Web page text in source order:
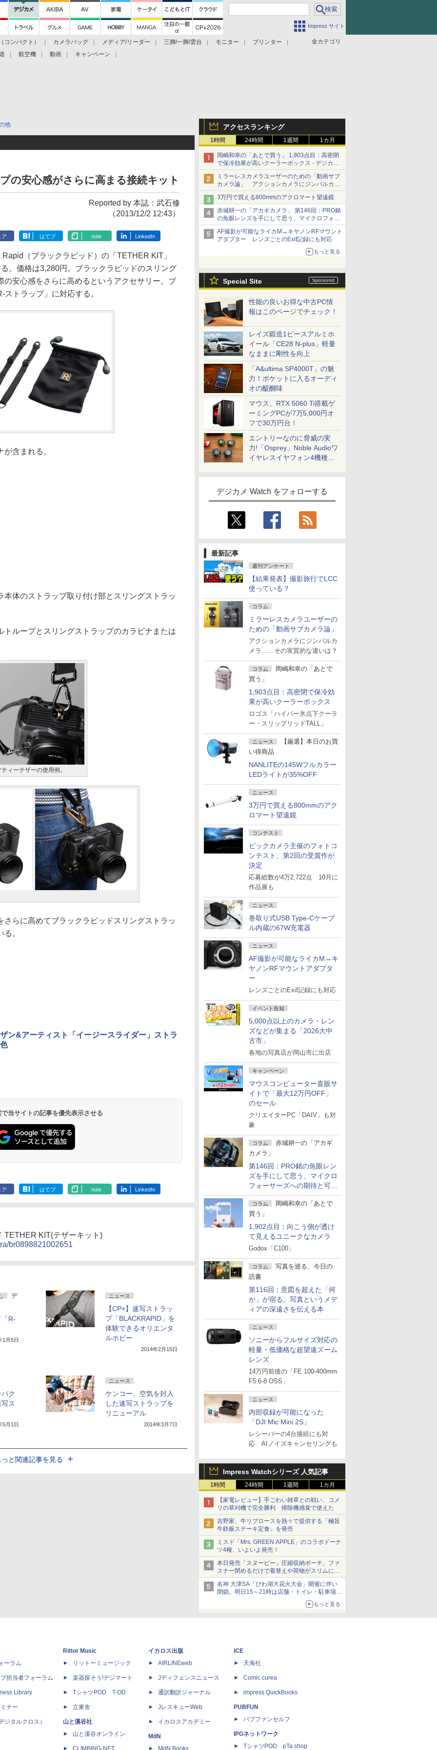
Impress サイト
全カテゴリ
コンパクト） カメラバッグ メディア/リーダー 三脚/一脚/雲台 モニター
プリンター
航空機 動画 キャンペーン
アクセスランキング
1時間 24時間 1週間 1カ月
岡嶋和幸の「あとで買う」 1,903点目：高密閉
で保冷効果が高いクーラーボックス - デジカメ
Watch
ミラーレスカメラユーザーのための「動画サブ
カメラ論」 アクションカメラにジンバルカメ
ラ……その実質的な違いは？
3万円で買える800mmのアクロマート望遠鏡
赤城耕一の「アカギカメラ」 第146回：PRO銘
の魚眼レンズを手にして思う、マイクロフォー
サーズへの期待と可能性
AF撮影が可能なライカM→キヤノンRFマウント
アダプター レンズごとのExif記録にも対応
もっと見る
Special Site
性能の良いお得な中古PC情
報はこのページでチェック！
レイズ鍛造1ピースアルミホ
イール「CE28 N-plus」軽量
なままに剛性を向上
「A&ultima SP4000T」の魅
力！ポケットに入るオーディ
オの醍醐味
マウス、RTX 5060 Ti搭載ゲ
ーミングPCが7万5,000円オ
フで30万円台！
エントリーなのに脅威の実
力!「Osprey」Noble Audioワ
イヤレスイヤフォン4機種を
デジカメ Watch をフォローする
最新記事
週刊アンケート
【結果発表】撮影旅行でLCC
使っている？
コラム
ミラーレスカメラユーザーの
ための「動画サブカメラ論」
アクションカメラにジンバルカ
メラ……その実質的な違いは？
コラム
岡嶋和幸の「あとで
買う」
1,903点目：高密閉で保冷効
果が高いクーラーボックス
ロゴス「ハイパー氷点下クーラ
ー・スリップリッドTALL」
ニュース
【厳選】本日のお買
い得商品
NANLITEの145Wフルカラー
LEDライトが35%OFF
ニュース
3万円で買える800mmのアク
ロマート望遠鏡
コンテスト
ビックカメラ主催のフォトコ
ンテスト、第2回の受賞作が
決定
応募総数が4万2,722点 10月に
作品展も
ニュース
巻取り式USB Type-Cケーブ
ル内蔵の67W充電器
ニュース
AF撮影が可能なライカM→キ
ヤノンRFマウントアダプタ
ー
レンズごとのExif記録にも対応
イベント告知
5,000点以上のカメラ・レン
ズなどが集まる「2026大中
古市」
各地の写真店が岡山市に出店
キャンペーン
マウスコンピューター直販サ
イトで「最大12万円OFF」
のセール
クリエイターPC「DAIV」も対
象
コラム
赤城耕一の「アカギ
カメラ」
第146回：PRO銘の魚眼レン
ズを手にして思う、マイクロ
フォーサーズへの期待と可能
性
コラム
岡嶋和幸の「あとで
買う」
1,902点目：向こう側が透け
て見えるユニークなカメラ
Godox「C100」
コラム
写真を巡る、今日の
読書
第116回：意図を超えた「何
か」が宿る。写真というメデ
ィアの深遠さを伝える本
ニュース
ソニーからフルサイズ対応の
軽量・低価格な超望遠ズーム
レンズ
14万円前後の「FE 100-400mm
F5.6-8 OSS」
ニュース
内部収録が可能になった
「DJI Mic Mini 2S」
レシーバーの4台接続にも対
応 AIノイズキャンセリングも
Impress Watchシリーズ 人気記事
1時間 24時間 1週間 1カ月
【家電レビュー】手ごわい雑草との戦い、コメ
リの草刈機で完全勝利 掃除機感覚で使えた
吉野家、牛リブロースを熱々で提供する「極旨
牛鉄板ステーキ定食」を発売
ミスド「Mrs. GREEN APPLE」のコラボドーナ
ツ4種、いよいよ発売！
本日発売「スヌーピー」圧縮収納ポーチ。ファ
スナー閉めるだけで着替えや荷物がスリムにま
とまる
名神 大津SA「びわ湖大花火大会」開催に伴い
閉鎖。明日15～21時は店舗・トイレ・駐車場の
もっと見る
他
の安心感がさらに高まる接続キット
Reported by 本誌：武石修
（2013/12/2 12:43）
ア はてブ note LinkedIn
（ブラックラピッド）の「TETHER KIT」
。価格は3,280円。ブラックラピッドのスリング
の安心感をさらに高めるというアクセサリー。ブ
トラップ」に対応する。
含まれる。
体のストラップ取り付け部とスリングストラッ
ループとスリングストラップのカラビナまたは
ィーテザーの使用例。
らに高めてブラックラピッドスリングストラッ
。
ン&アーティスト「イージースライダー」ストラ
当サイトの記事を優先表示させる
ア はてブ note LinkedIn
TETHER KIT(テザーキット)
br0898821002651
デ
R-
1月5日
ニュース
【CP+】速写ストラッ
プ「BLACKRAPID」を
体験できるオリエンタ
ルホビー
2014年2月15日
ク
ス
5月1日
ニュース
ケンコー、空気を封入
した速写ストラップを
リニューアル
2014年3月7日
と関連記事を見る
ーラム
担当者フォーラム
Library
ナー
ジタルクロス）
Rittor Music
リットーミュージック
楽器探そう!デジマート
TシャツPOD T-OD
立東舎
山と溪谷社
山と溪谷オンライン
CLIMBING-NET
イカロス出版
AIRLINEweb
Jディフェンスニュース
通訳翻訳ジャーナル
JレスキューWeb
イカロスアカデミー
MdN
MdN Books
ICE
天海社
Comic curea
impress QuickBooks
PUBFUN
パブファンセルフ
IPGネットワーク
TシャツPOD pTa.shop